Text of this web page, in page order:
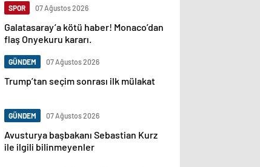
SPOR 07 Ağustos 2026
Galatasaray’a kötü haber! Monaco’dan
flaş Onyekuru kararı.
GÜNDEM 07 Ağustos 2026
Trump’tan seçim sonrası ilk mülakat
GÜNDEM 07 Ağustos 2026
Avusturya başbakanı Sebastian Kurz
ile ilgili bilinmeyenler